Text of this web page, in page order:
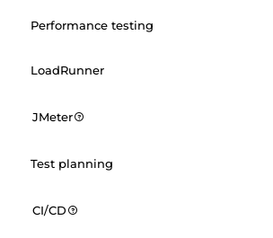
Performance testing
LoadRunner
JMeter
Test planning
CI/CD